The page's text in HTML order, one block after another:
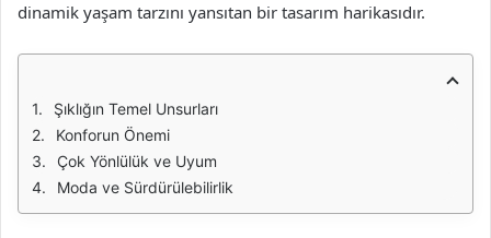
dinamik yaşam tarzını yansıtan bir tasarım harikasıdır.
Şıklığın Temel Unsurları
Konforun Önemi
Çok Yönlülük ve Uyum
Moda ve Sürdürülebilirlik